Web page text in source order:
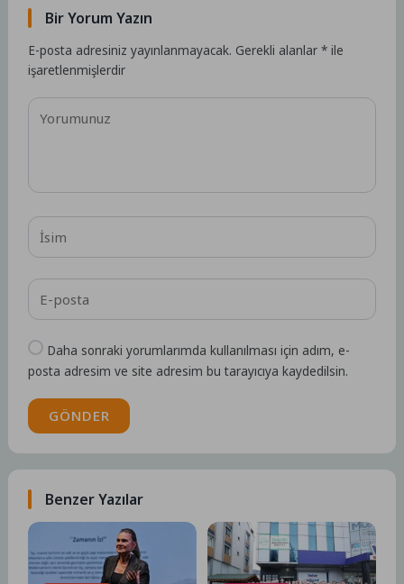
Bir Yorum Yazın
E-posta adresiniz yayınlanmayacak. Gerekli alanlar* ile
işaretlenmişlerdir
Daha sonraki yorumlarımda kullanılması için adım, e-
posta adresim ve site adresim bu tarayıcıya kaydedilsin.
GÖNDER
Benzer Yazılar